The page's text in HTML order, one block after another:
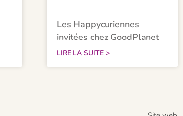
Les Happycuriennes
invitées chez GoodPlanet
LIRE LA SUITE >